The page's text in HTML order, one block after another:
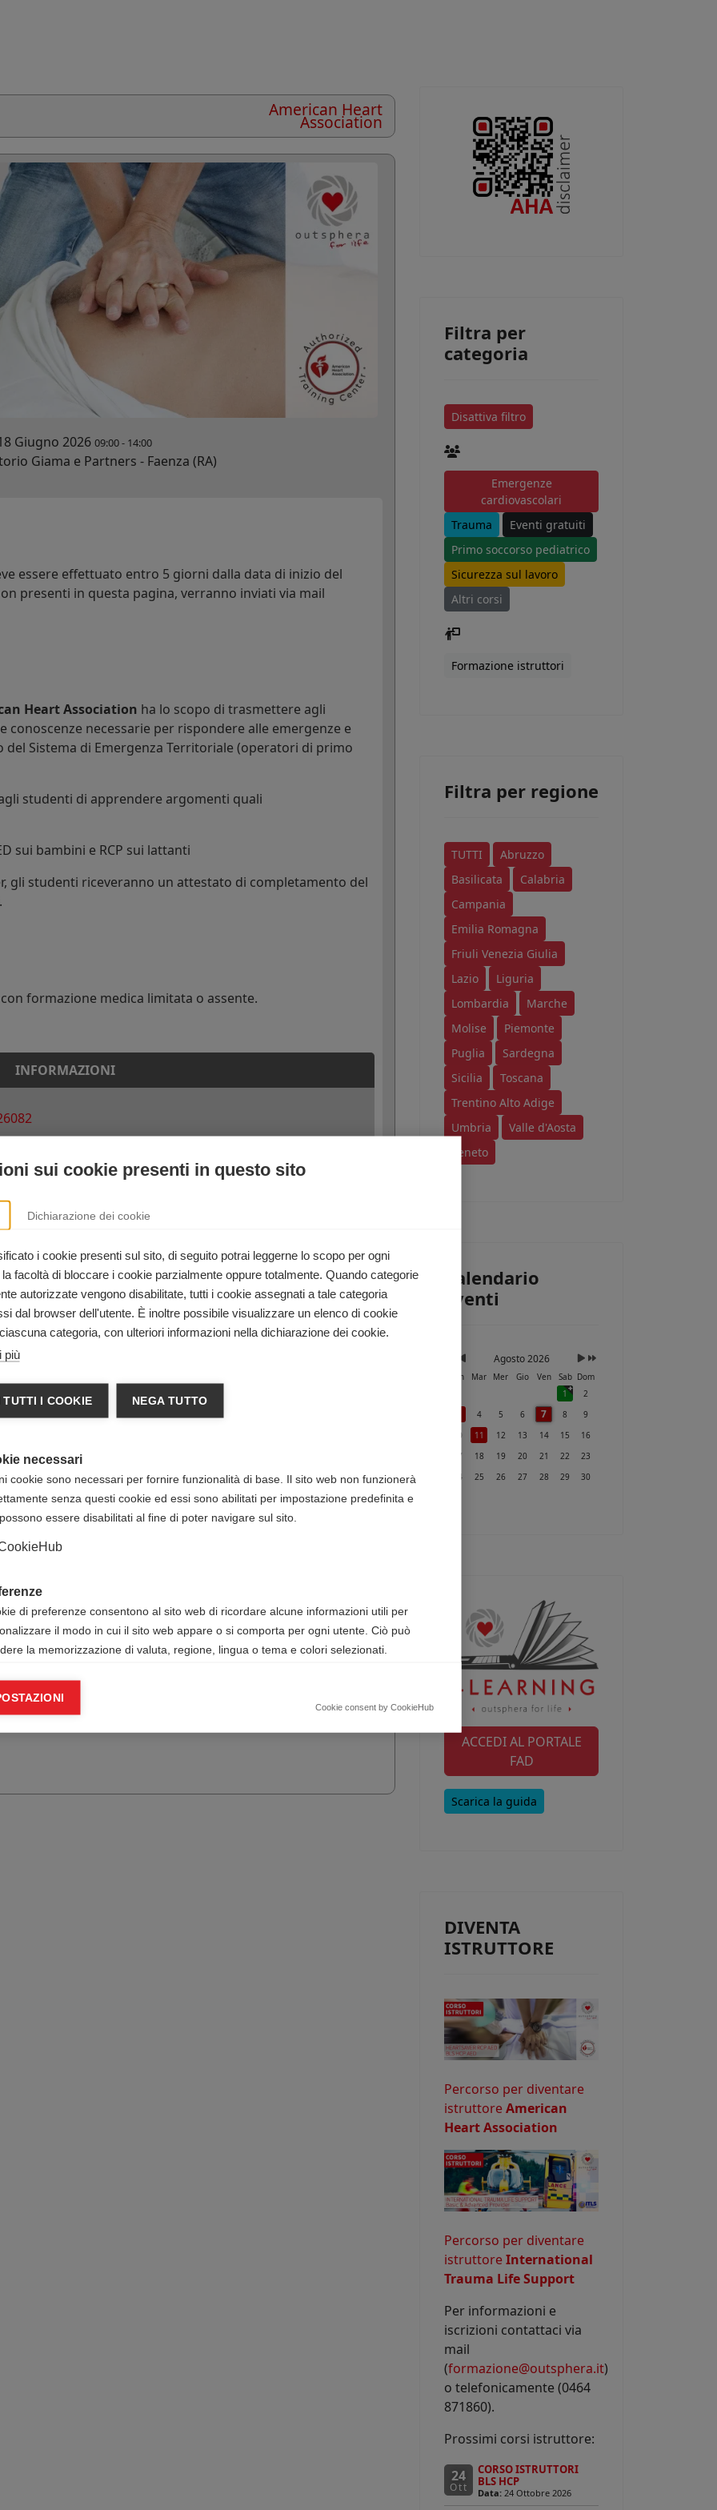
American Heart
Association
Giugno 2026 09:00- 14:00
Giama e Partners - Faenza (RA)
essere effettuato entro 5 giorni dalla data di inizio del
presenti in questa pagina, verranno inviati via mail
Heart Association ha lo scopo di trasmettere agli
necessarie per rispondere alle emergenze e
del Sistema di Emergenza Territoriale (operatori di primo
studenti di apprendere argomenti quali
sui bambini e RCP sui lattanti
gli studenti riceveranno un attestato di completamento del
con formazione medica limitata o assente.
INFORMAZIONI
life
+ data corso + titolo corso
Giama
Faenza (RA)
Filtra per
categoria
Disattiva filtro
Emergenze
cardiovascolari
Trauma
Eventi gratuiti
Primo soccorso pediatrico
Sicurezza sul lavoro
Altri corsi
Formazione istruttori
Filtra per regione
TUTTI
Abruzzo
Basilicata
Calabria
Campania
Emilia Romagna
Friuli Venezia Giulia
Lazio
Liguria
Lombardia
Marche
Molise
Piemonte
Puglia
Sardegna
Sicilia
Toscana
Trentino Alto Adige
Umbria
Valle d'Aosta
Veneto
Calendario
Eventi
Agosto 2026
Lun Mar Mer Gio Ven Sab Dom
1
2
4 5 6 7 8
9
10
11 12 13 14 15
16
17
18 19 20 21 22
23
24
25 26 27 28 29
30
ACCEDI AL PORTALE
FAD
Scarica la guida
DIVENTA
ISTRUTTORE
Percorso per diventare
istruttoreAmerican
Heart Association
Percorso per diventare
istruttoreInternational
Trauma Life Support
Per informazioni e
iscrizioni contattaci via
mail
(formazione@outsphera.it)
o telefonicamente (0464
871860).
Prossimi corsi istruttore:
24
Ott
CORSO ISTRUTTORI
BLS HCP
Data: 24 Ottobre 2026
sui cookie presenti in questo sito
Dichiarazione dei cookie
i cookie presenti sul sito, di seguito potrai leggerne lo scopo per ogni
facoltà di bloccare i cookie parzialmente oppure totalmente. Quando categorie
autorizzate vengono disabilitate, tutti i cookie assegnati a tale categoria
dal browser dell'utente. È inoltre possibile visualizzare un elenco di cookie
categoria, con ulteriori informazioni nella dichiarazione dei cookie.
più
TUTTI I COOKIE NEGA TUTTO
necessari
cookie sono necessari per fornire funzionalità di base. Il sito web non funzionerà
senza questi cookie ed essi sono abilitati per impostazione predefinita e
essere disabilitati al fine di poter navigare sul sito.
di preferenze consentono al sito web di ricordare alcune informazioni utili per
il modo in cui il sito web appare o si comporta per ogni utente. Ciò può
la memorizzazione di valuta, regione, lingua o tema e colori selezionati.
analitici ci aiutano a migliorare il nostro sito web raccogliendo e segnalando
Cookie consent by CookieHub